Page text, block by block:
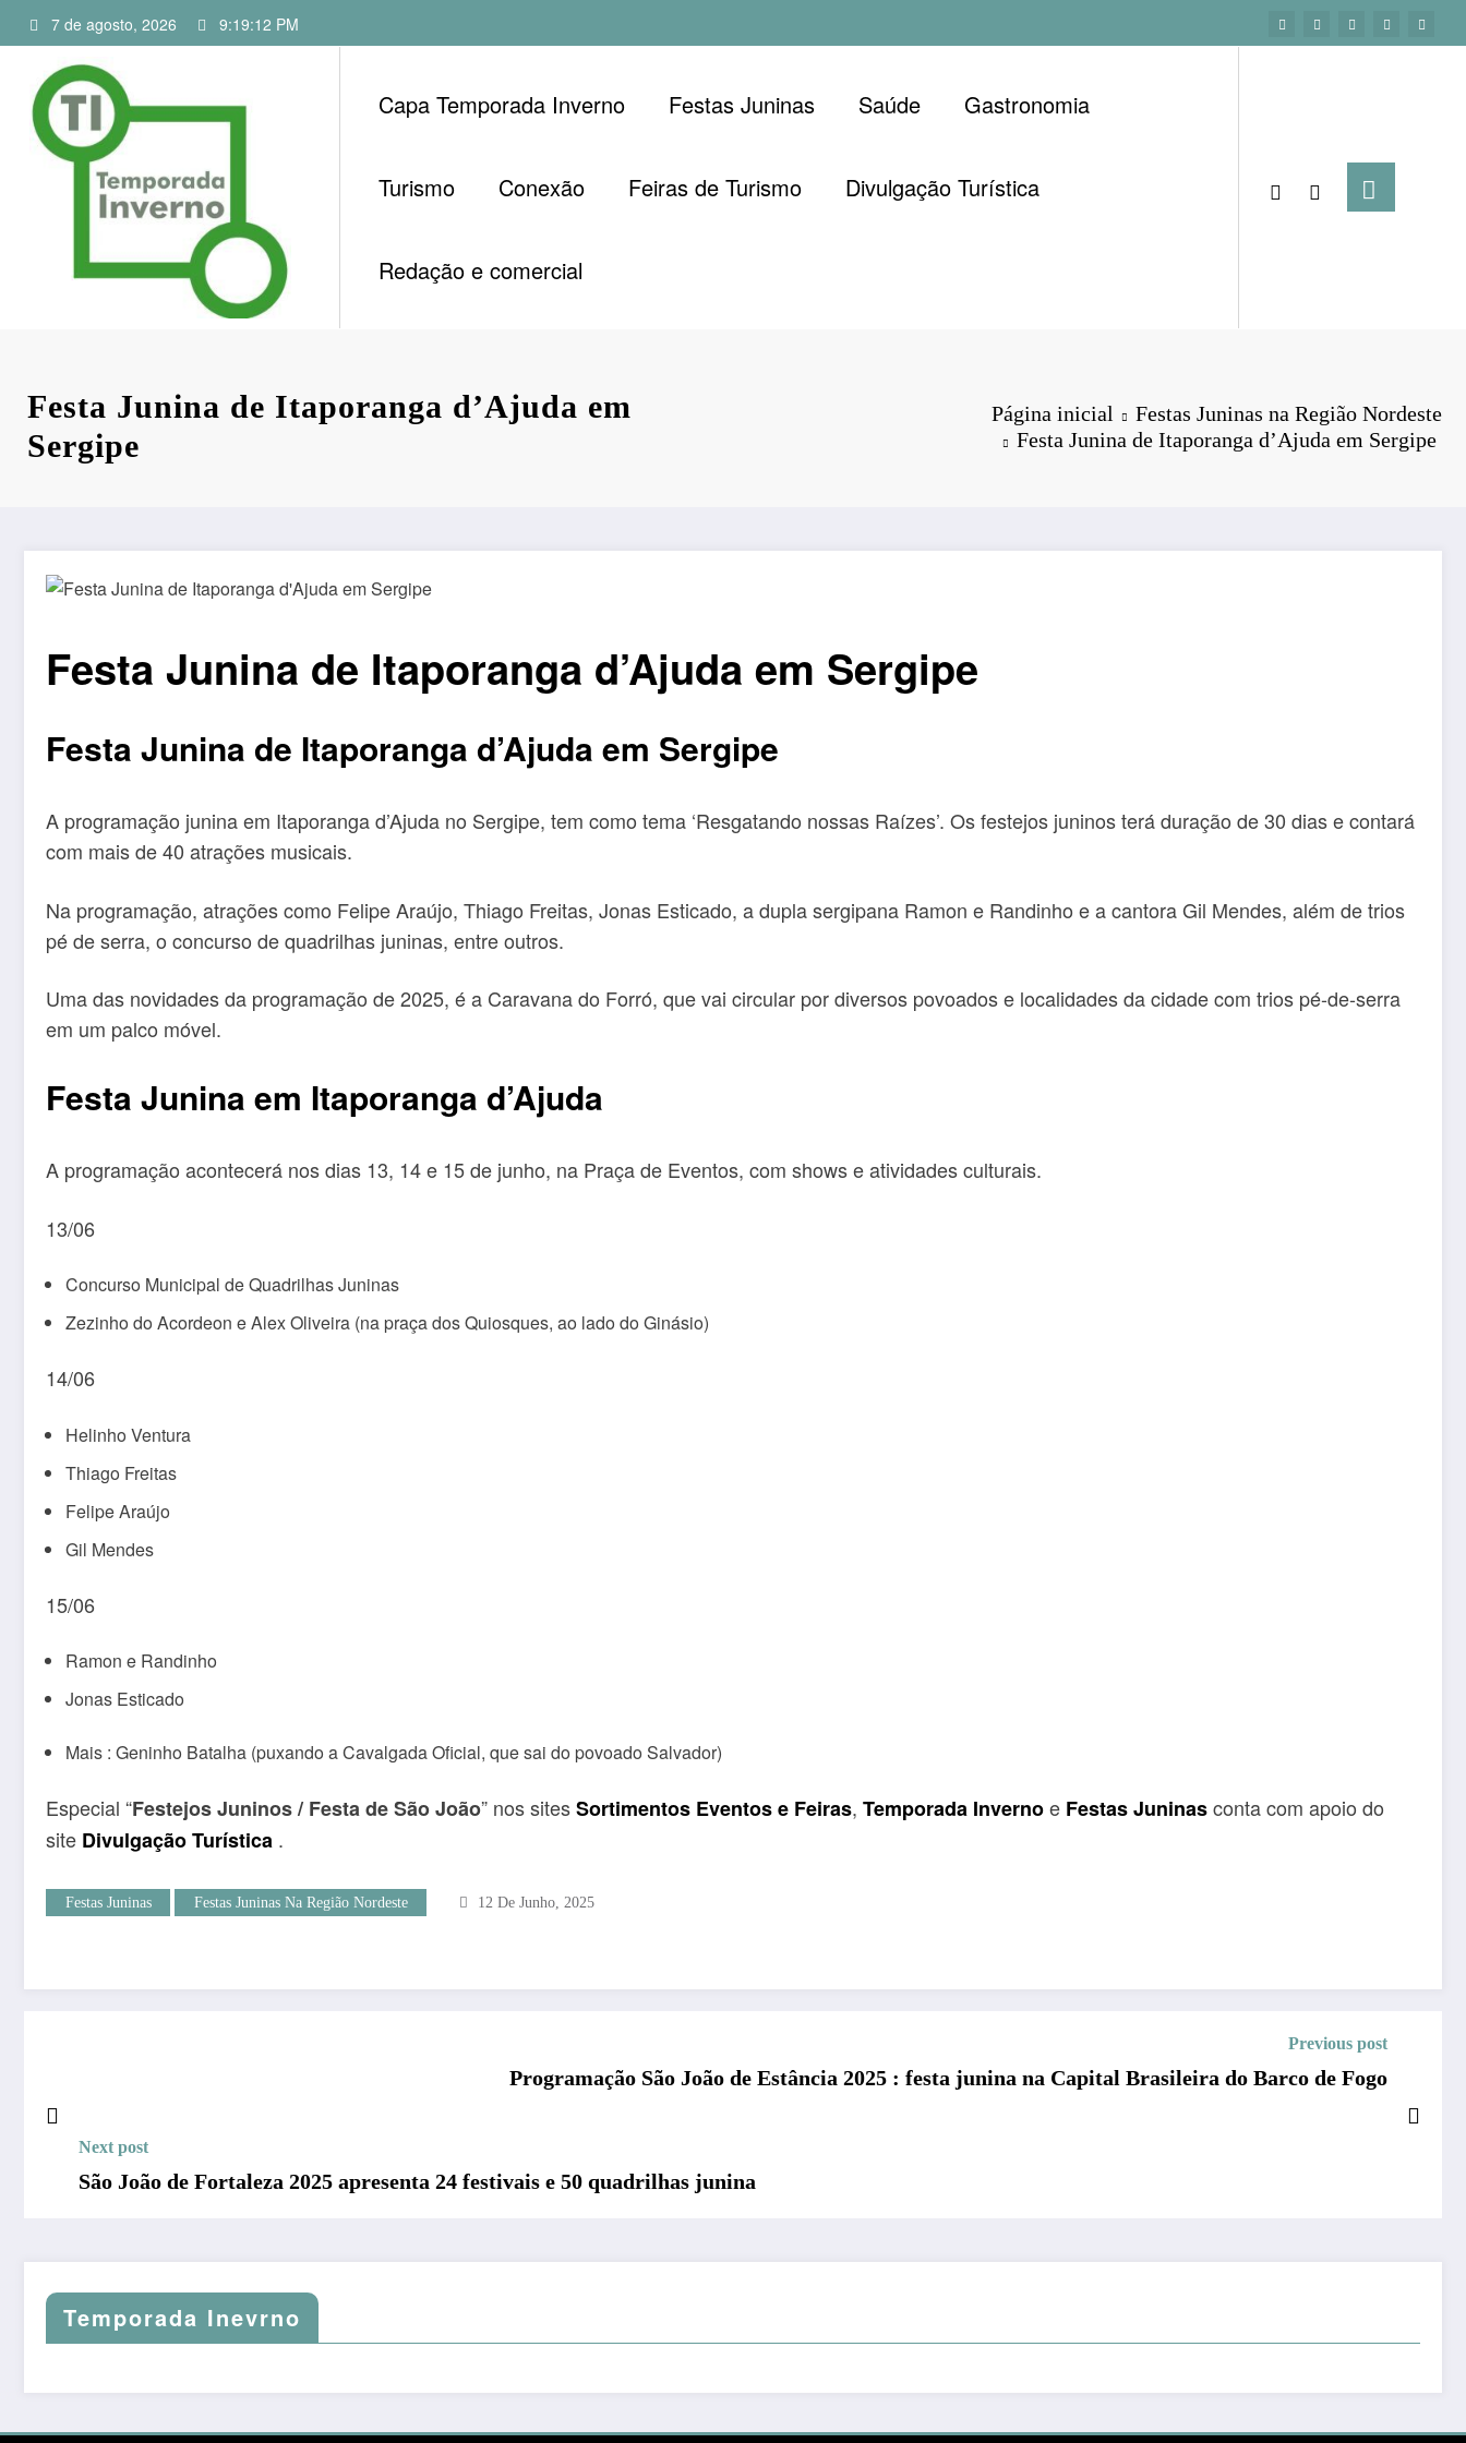
para
conteúdo
7 de agosto, 2026 9:19:12 PM
Capa Temporada Inverno Festas Juninas Saúde Gastronomia
Turismo Conexão Feiras de Turismo Divulgação Turística
Redação e comercial
Festa Junina de Itaporanga d’Ajuda em
Sergipe
Página inicial
Festas Juninas na Região Nordeste
Festa Junina de Itaporanga d’Ajuda em Sergipe
Festa Junina de Itaporanga d’Ajuda em Sergipe
Festa Junina de Itaporanga d’Ajuda em Sergipe
A programação junina em Itaporanga d’Ajuda no Sergipe, tem como tema ‘Resgatando nossas Raízes’. Os festejos juninos terá duração de 30 dias e contará
com mais de 40 atrações musicais.
Na programação, atrações como Felipe Araújo, Thiago Freitas, Jonas Esticado, a dupla sergipana Ramon e Randinho e a cantora Gil Mendes, além de trios
pé de serra, o concurso de quadrilhas juninas, entre outros.
Uma das novidades da programação de 2025, é a Caravana do Forró, que vai circular por diversos povoados e localidades da cidade com trios pé-de-serra
em um palco móvel.
Festa Junina em Itaporanga d’Ajuda
A programação acontecerá nos dias 13, 14 e 15 de junho, na Praça de Eventos, com shows e atividades culturais.
13/06
Concurso Municipal de Quadrilhas Juninas
Zezinho do Acordeon e Alex Oliveira (na praça dos Quiosques, ao lado do Ginásio)
14/06
Helinho Ventura
Thiago Freitas
Felipe Araújo
Gil Mendes
15/06
Ramon e Randinho
Jonas Esticado
Mais : Geninho Batalha (puxando a Cavalgada Oficial, que sai do povoado Salvador)
Especial “Festejos Juninos / Festa de São João” nos sitesSortimentos Eventos e Feiras, Temporada Invernoe Festas Juninasconta com apoio do
site Divulgação Turística .
Festas Juninas Festas Juninas Na Região Nordeste 12 De Junho, 2025
Previous post
Programação São João de Estância 2025 : festa junina na Capital Brasileira do Barco de Fogo
Next post
São João de Fortaleza 2025 apresenta 24 festivais e 50 quadrilhas junina
Temporada Inevrno